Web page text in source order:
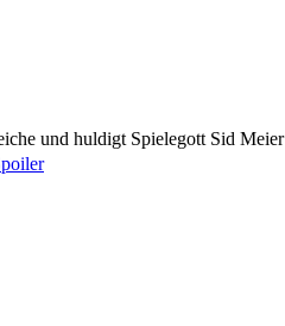
und huldigt Spielegott Sid